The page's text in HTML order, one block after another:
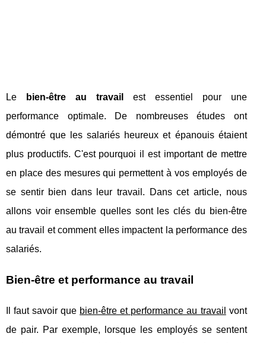
Le bien-être au travail
est essentiel pour une
performance optimale. De nombreuses études ont
démontré que les salariés heureux et épanouis étaient
plus productifs. C'est pourquoi il est important de mettre
en place des mesures qui permettent à vos employés de
se sentir bien dans leur travail. Dans cet article, nous
allons voir ensemble quelles sont les clés du bien-être
au travail et comment elles impactent la performance des
salariés.
Bien-être et performance au travail
Il faut savoir que bien-être et performance au travail vont
de pair. Par exemple, lorsque les employés se sentent